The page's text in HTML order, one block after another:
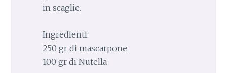
in scaglie.
Ingredienti:
250 gr di mascarpone
100 gr di Nutella